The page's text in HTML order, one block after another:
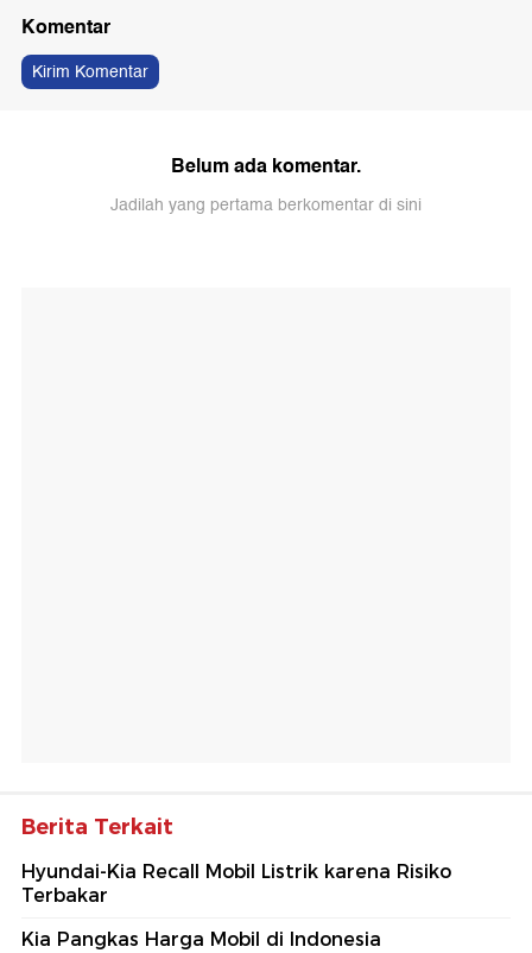
Komentar
Kirim Komentar
Belum ada komentar.
Jadilah yang pertama berkomentar di sini
Berita Terkait
Hyundai-Kia Recall Mobil Listrik karena Risiko
Terbakar
Kia Pangkas Harga Mobil di Indonesia